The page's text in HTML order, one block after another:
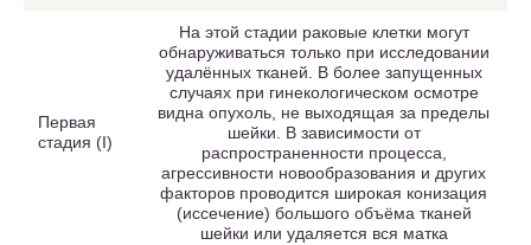
Первая
стадия (I)
На этой стадии раковые клетки могут
обнаруживаться только при исследовании
удалённых тканей. В более запущенных
случаях при гинекологическом осмотре
видна опухоль, не выходящая за пределы
шейки. В зависимости от
распространенности процесса,
агрессивности новообразования и других
факторов проводится широкая конизация
(иссечение) большого объёма тканей
шейки или удаляется вся матка